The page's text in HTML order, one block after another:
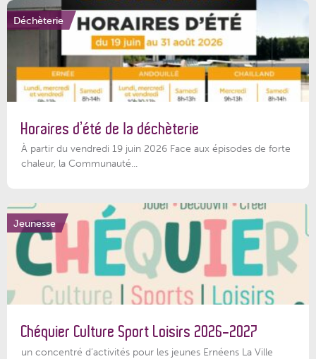
Déchèterie
Horaires d’été de la déchèterie
À partir du vendredi 19 juin 2026 Face aux épisodes de forte
chaleur, la Communauté...
Jeunesse
Chéquier Culture Sport Loisirs 2026-2027
un concentré d’activités pour les jeunes Ernéens La Ville